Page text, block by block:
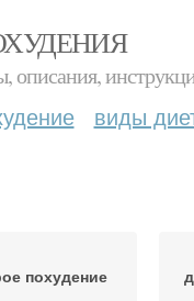
описания,
виды
похудение